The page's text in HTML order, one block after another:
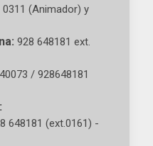
0311 (Animador) y
928 648181 ext.
/ 928648181
648181 (ext.0161) -